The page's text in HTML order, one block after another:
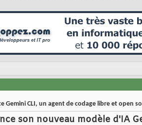
Gemini CLI, un agent de codage libre et open
son nouveau modèle d'IA